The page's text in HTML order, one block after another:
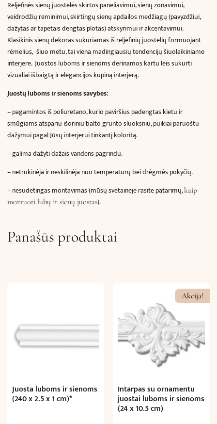
Reljefinės sienų juostelės skirtos paneliavimui, sienų zonavimui,
veidrodžių rėminimui,skirtingų sienų apdailos medžiagų (pavyzdžiui,
dažytas ar tapetais dengtas plotas) atskyrimui irakcentavimui.
Klasikinis sienų dekoras sukuriamas iš reljefinių juostelių formuojant
rėmelius, šiuo metu, tai viena madingiausių tendencijų šiuolaikiniame
interjere. Juostos luboms ir sienoms derinamos kartu leis sukurti
vizualiai išbaigtą ir elegancijos kupiną interjerą.
Juostų luboms ir sienoms savybės:
–pagamintos iš poliuretano, kurio paviršius padengtas kietu ir
smūgiams atspariu išoriniu balto grunto sluoksniu, puikiai paruoštu
dažymui pagal Jūsų interjerui tinkantį koloritą.
– galima dažyti dažais vandens pagrindu.
– netrūkinėja ir neskilinėja nuo temperatūrų bei drėgmės pokyčių.
– nesudėtingas montavimas (mūsų svetainėje rasite patarimų,kaip
montuoti lubų ir sienų juostas).
Panašūs produktai
Juosta luboms ir sienoms
(240 x 2.5 x 1 cm)*
Akcija!
Intarpas su ornamentu
juostai luboms ir sienoms
(24 x 10.5 cm)